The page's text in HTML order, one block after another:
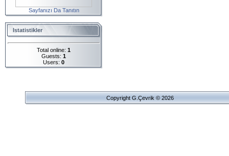
Sayfanızı Da Tanıtın
Istatistikler
Total online: 1
Guests: 1
Users: 0
Copyright G.Çevrik © 2026